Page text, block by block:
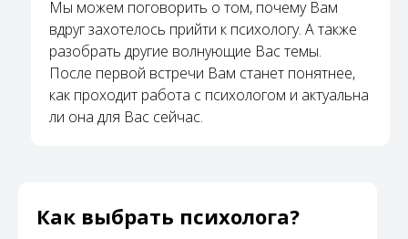
Мы можем поговорить о том, почему Вам
вдруг захотелось прийти к психологу. А также
разобрать другие волнующие Вас темы.
После первой встречи Вам станет понятнее,
как проходит работа с психологом и актуальна
ли она для Вас сейчас.
Как выбрать психолога?